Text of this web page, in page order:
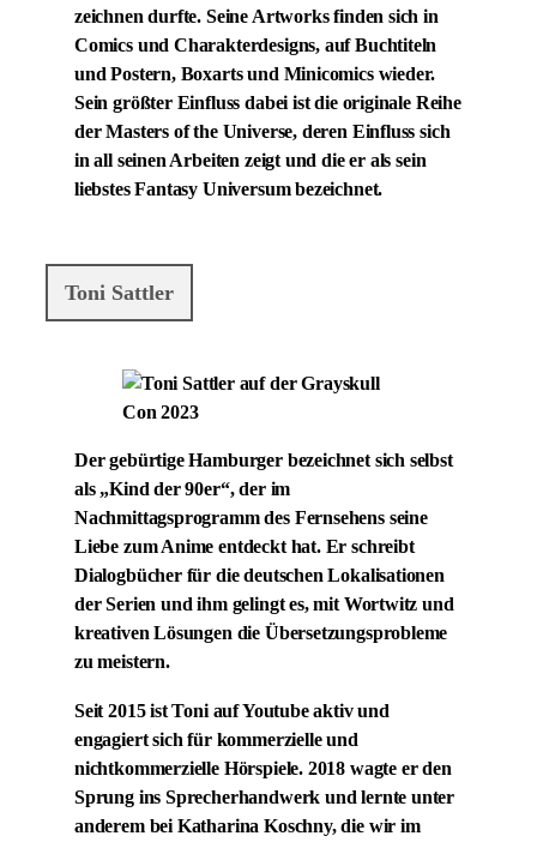
zeichnen durfte. Seine Artworks finden sich in
Comics und Charakterdesigns, auf Buchtiteln
und Postern, Boxarts und Minicomics wieder.
Sein größter Einfluss dabei ist die originale Reihe
der Masters of the Universe, deren Einfluss sich
in all seinen Arbeiten zeigt und die er als sein
liebstes Fantasy Universum bezeichnet.
Toni Sattler
Der gebürtige Hamburger bezeichnet sich selbst
als „Kind der 90er“, der im
Nachmittagsprogramm des Fernsehens seine
Liebe zum Anime entdeckt hat. Er schreibt
Dialogbücher für die deutschen Lokalisationen
der Serien und ihm gelingt es, mit Wortwitz und
kreativen Lösungen die Übersetzungsprobleme
zu meistern.
Seit 2015 ist Toni auf Youtube aktiv und
engagiert sich für kommerzielle und
nichtkommerzielle Hörspiele. 2018 wagte er den
Sprung ins Sprecherhandwerk und lernte unter
anderem bei Katharina Koschny, die wir im